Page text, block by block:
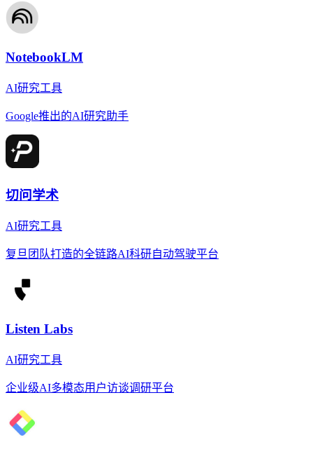
NotebookLM
AI研究工具
Google推出的AI研究助手
切问学术
AI研究工具
复旦团队打造的全链路AI科研自动驾驶平台
Listen Labs
AI研究工具
企业级AI多模态用户访谈调研平台